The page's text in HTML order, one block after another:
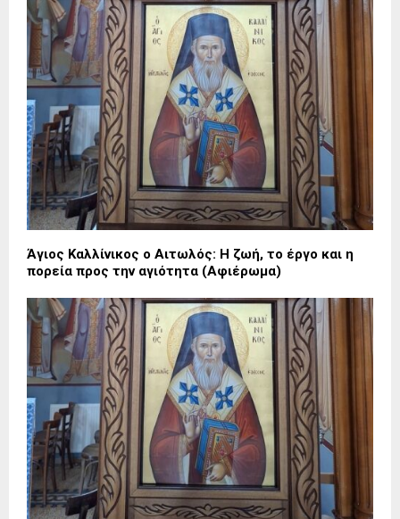
Άγιος Καλλίνικος ο Αιτωλός: Η ζωή, το έργο και η
πορεία προς την αγιότητα (Αφιέρωμα)